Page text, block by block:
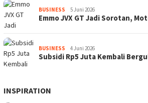
BUSINESS 5 Juni 2026
Emmo JVX GT Jadi Sorotan,
BUSINESS 4 Juni 2026
Subsidi Rp5 Juta Kembali
INSPIRATION